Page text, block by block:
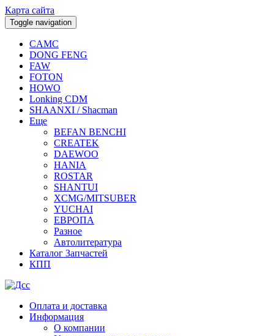
Карта сайта
Toggle navigation
CAMC
DONG FENG
FAW
FOTON
HOWO
Lonking CDM
SHAANXI / Shacman
Еще
BEFAN BENCHI
CREATEK
DAEWOO
HANIA
ROSTAR
SHANTUI
XCMG/MITSUBER
YUCHAI
ЕВРОПА
Разное
Aвтолитература
Каталог Запчастей
КПП
Оплата и доставка
Информация
О компании